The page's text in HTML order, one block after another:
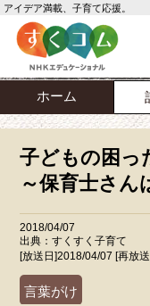
アイデア満載、子育て応援。
ホーム
子どもの困っ
～保育士さん
2018/04/07
出典：すくすく子育て
[放送日]2018/04/07 [再放
言葉がけ